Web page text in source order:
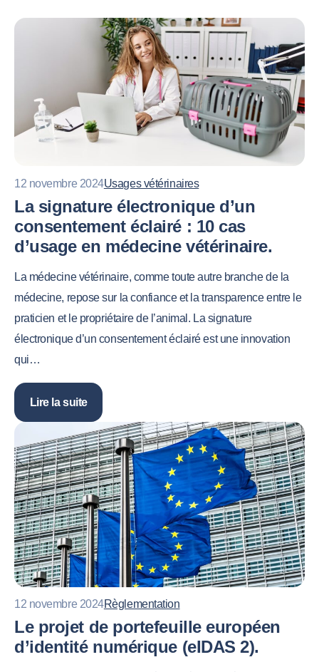
12 novembre 2024Usages vétérinaires
La signature électronique d’un
consentement éclairé : 10 cas
d’usage en médecine vétérinaire.
La médecine vétérinaire, comme toute autre branche de la
médecine, repose sur la confiance et la transparence entre le
praticien et le propriétaire de l’animal. La signature
électronique d’un consentement éclairé est une innovation
qui…
Lire la suite
12 novembre 2024Règlementation
Le projet de portefeuille européen
d’identité numérique (eIDAS 2).